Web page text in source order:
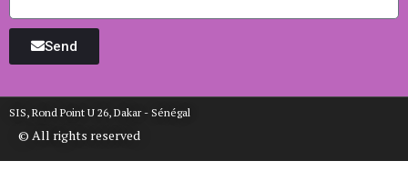
Send
SIS, Rond Point U 26, Dakar - Sénégal
© All rights reserved